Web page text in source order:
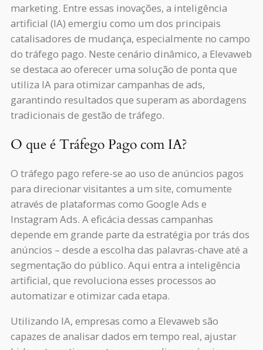
marketing. Entre essas inovações, a inteligência
artificial (IA) emergiu como um dos principais
catalisadores de mudança, especialmente no campo
do tráfego pago. Neste cenário dinâmico, a Elevaweb
se destaca ao oferecer uma solução de ponta que
utiliza IA para otimizar campanhas de ads,
garantindo resultados que superam as abordagens
tradicionais de gestão de tráfego.
O que é Tráfego Pago com IA?
O tráfego pago refere-se ao uso de anúncios pagos
para direcionar visitantes a um site, comumente
através de plataformas como Google Ads e
Instagram Ads. A eficácia dessas campanhas
depende em grande parte da estratégia por trás dos
anúncios – desde a escolha das palavras-chave até a
segmentação do público. Aqui entra a inteligência
artificial, que revoluciona esses processos ao
automatizar e otimizar cada etapa.
Utilizando IA, empresas como a Elevaweb são
capazes de analisar dados em tempo real, ajustar